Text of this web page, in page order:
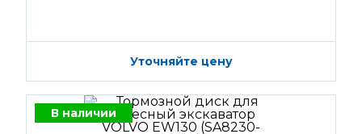
Уточняйте цену
В наличии